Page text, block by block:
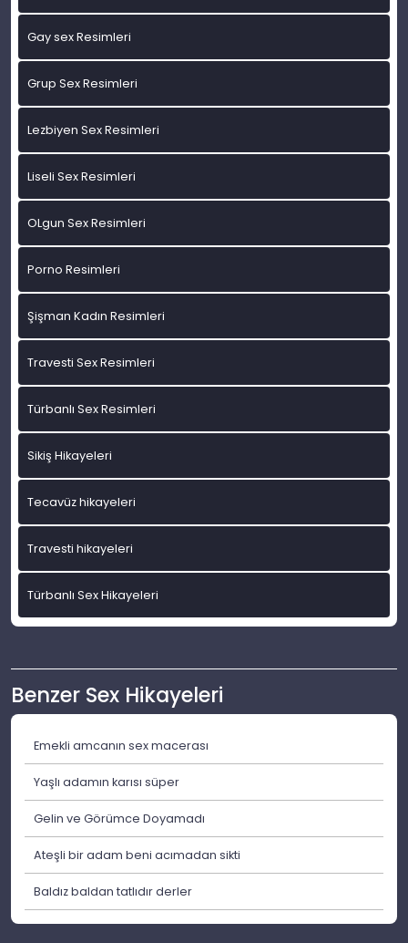
Gay sex Resimleri
Grup Sex Resimleri
Lezbiyen Sex Resimleri
Liseli Sex Resimleri
OLgun Sex Resimleri
Porno Resimleri
Şişman Kadın Resimleri
Travesti Sex Resimleri
Türbanlı Sex Resimleri
Sikiş Hikayeleri
Tecavüz hikayeleri
Travesti hikayeleri
Türbanlı Sex Hikayeleri
Benzer Sex Hikayeleri
Emekli amcanın sex macerası
Yaşlı adamın karısı süper
Gelin ve Görümce Doyamadı
Ateşli bir adam beni acımadan sikti
Baldız baldan tatlıdır derler